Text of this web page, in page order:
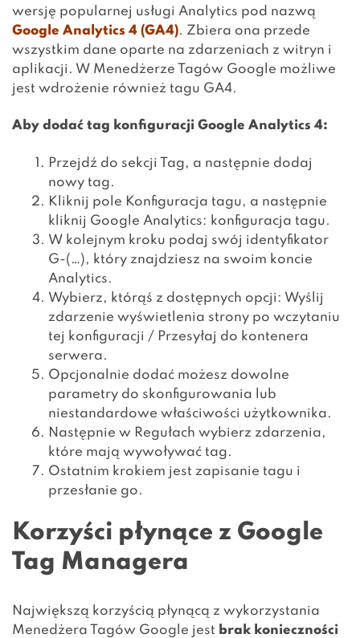
wersję popularnej usługi Analytics pod nazwą
Google Analytics 4 (GA4). Zbiera ona przede
wszystkim dane oparte na zdarzeniach z witryn i
aplikacji. W Menedżerze Tagów Google możliwe
jest wdrożenie również tagu GA4.
Aby dodać tag konfiguracji Google Analytics 4:
Przejdź do sekcji Tag, a następnie dodaj
nowy tag.
Kliknij pole Konfiguracja tagu, a następnie
kliknij Google Analytics: konfiguracja tagu.
W kolejnym kroku podaj swój identyfikator
G-(…), który znajdziesz na swoim koncie
Analytics.
Wybierz, którąś z dostępnych opcji: Wyślij
zdarzenie wyświetlenia strony po wczytaniu
tej konfiguracji / Przesyłaj do kontenera
serwera.
Opcjonalnie dodać możesz dowolne
parametry do skonfigurowania lub
niestandardowe właściwości użytkownika.
Następnie w Regułach wybierz zdarzenia,
które mają wywoływać tag.
Ostatnim krokiem jest zapisanie tagu i
przesłanie go.
Korzyści płynące z Google
Tag Managera
Największą korzyścią płynącą z wykorzystania
Menedżera Tagów Google jest brak konieczności